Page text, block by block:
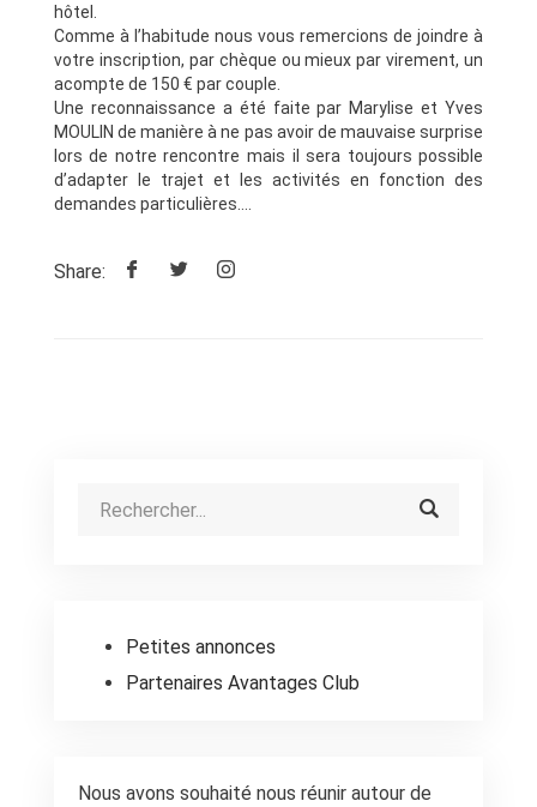
hôtel.
Comme à l’habitude nous vous remercions de joindre à
votre inscription, par chèque ou mieux par virement, un
acompte de 150 € par couple.
Une reconnaissance a été faite par Marylise et Yves
MOULIN de manière à ne pas avoir de mauvaise surprise
lors de notre rencontre mais il sera toujours possible
d’adapter le trajet et les activités en fonction des
demandes particulières….
Share:
Petites annonces
Partenaires Avantages Club
Nous avons souhaité nous réunir autour de